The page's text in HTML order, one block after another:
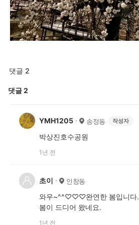
댓글 2
댓글2
YMH1205 송정동 작성자
박상진호수공원
1년 전
초이 인창동
와우~^^♡♡♡완연한 봄입니다.
봄이 드디어 왔네요.
1년 전